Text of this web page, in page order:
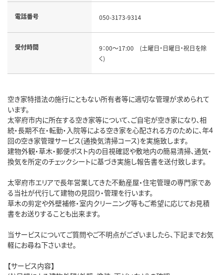
電話番号 050-3173-9314
受付時間
9：00～17:00 (土曜日・日曜日・祝日を除
く)
空き家特措法の施行にともない所有者等に適切な管理が求められて
います。
太宰府市内に所在する空き家等について、ご自宅が空き家になり、相
続・長期不在・転勤・入院等による空き家を心配される方のために、年4
回の空き家管理サービス(通換気清掃コース)を実施致します。
建物外観・草木・郵便ポスト内の目視確認や敷地内の簡易清掃、通気・
換気を所定のチェックシートに基づき実施し報告書を送付致します。
太宰府市エリアで長年営業してきた不動産屋・住宅管理の専門家であ
る当社が代行して建物の見回り・管理を行います。
草木の剪定や外壁補修・室内クリーニング等もご希望に応じてお見積
書をお送りすることも出来ます。
当サービスについてご質問やご不明点がございましたら、下記までお気
軽にお尋ね下さいませ。
【サービス内容】